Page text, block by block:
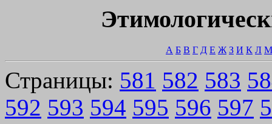
А Б В Г Д Е Ж З И К Л М
Страницы: 581 582 583
592 593 594 595 596 597